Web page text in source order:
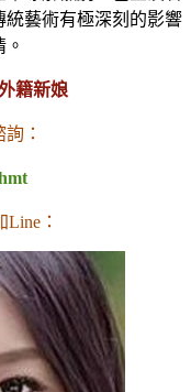
藝術有極深刻的影響
籍新娘
：
：